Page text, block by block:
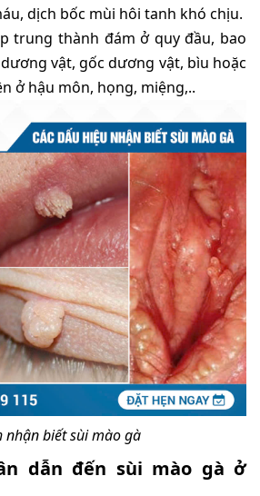
dịch bốc mùi hôi tanh khó chịu.
trung thành đám ở quy đầu, bao
vật, gốc dương vật, bìu hoặc
ở hậu môn, họng, miệng,..
nhận biết sùi mào gà
dẫn đến sùi mào gà ở